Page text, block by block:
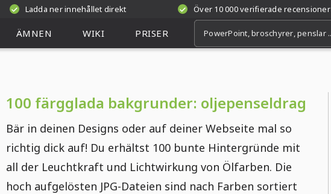
Ladda ner innehållet direkt Över 10 000 verifierade recensioner
ÄMNEN WIKI PRISER
100 färgglada bakgrunder: oljepenseldrag
Bär in deinen Designs oder auf deiner Webseite mal so
richtig dick auf! Du erhältst 100 bunte Hintergründe mit
all der Leuchtkraft und Lichtwirkung von Ölfarben. Die
hoch aufgelösten JPG-Dateien sind nach Farben sortiert